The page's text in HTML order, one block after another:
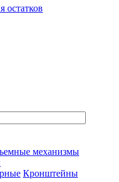
остатков
механизмы
Кронштейны